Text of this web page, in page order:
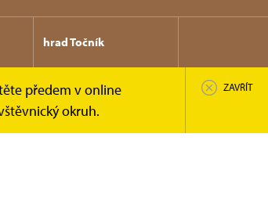
hrad Točník
předem v online
okruh.
ZAVŘÍT